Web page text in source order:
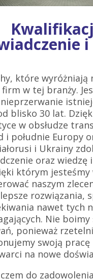
które wyróżniają
w tej branży.
blisko 30 lat.
w obsłudze
i południe Europy
i Ukrainy
oraz wiedzę
którym jesteśmy
naszym
rozwiązania,
nawet tych
Nie boimy
ponieważ
swoją
na nowe
do